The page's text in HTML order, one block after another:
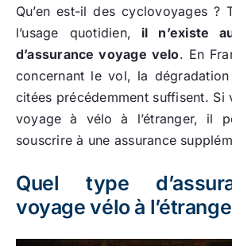
Qu’en est-il des cyclovoyages ?
l’usage quotidien, il n’existe
d’assurance voyage velo. En
concernant le vol, la
citées précédemment suffisent. Si
voyage à vélo à l’étranger, il
souscrire à une assurance
Quel type
voyage vélo à